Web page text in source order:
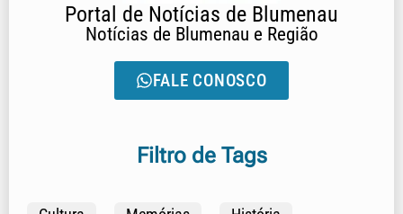
Portal de Notícias de Blumenau
Notícias de Blumenau e Região
FALE CONOSCO
Filtro de Tags